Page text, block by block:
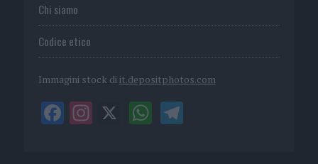
Chi siamo
Codice etico
Immagini stock di it.depositphotos.com